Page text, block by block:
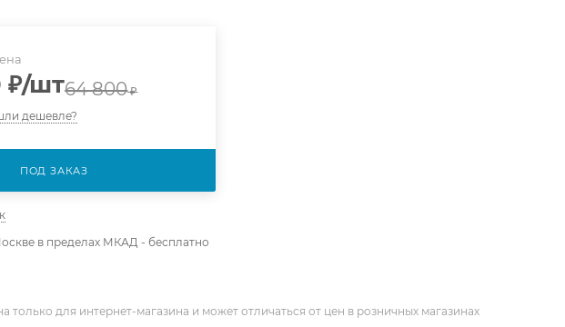
₽/шт64 800₽
дешевле?
ПОД ЗАКАЗ
в пределах МКАД - бесплатно
только для интернет-магазина и может отличаться от цен в розничных магазинах